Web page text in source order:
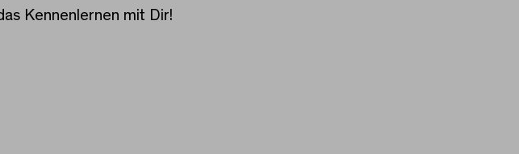
Kennenlernen mit Dir!